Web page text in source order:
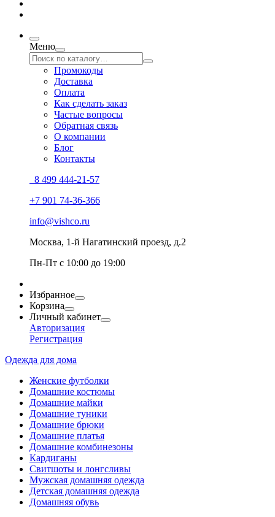
Меню
Промокоды
Доставка
Оплата
Как сделать заказ
Частые вопросы
Обратная связь
О компании
Блог
Контакты
8 499 444-21-57
+7 901 74-36-366
info@vishco.ru
Москва, 1-й Нагатинский проезд, д.2
Пн-Пт с 10:00 до 19:00
Избранное
Корзина
Личный кабинет
Авторизация
Регистрация
Одежда для дома
Женские футболки
Домашние костюмы
Домашние майки
Домашние туники
Домашние брюки
Домашние платья
Домашние комбинезоны
Кардиганы
Свитшоты и лонгсливы
Мужская домашняя одежда
Детская домашняя одежда
Домашняя обувь